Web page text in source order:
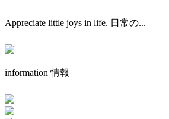
Appreciate little joys in life. 日常の...
information 情報